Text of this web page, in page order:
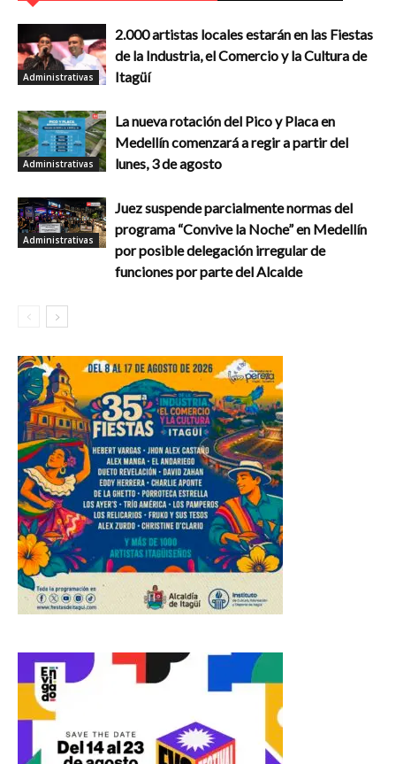
Administrativas
2.000 artistas locales estarán en las Fiestas
de la Industria, el Comercio y la Cultura de
Itagüí
Administrativas
La nueva rotación del Pico y Placa en
Medellín comenzará a regir a partir del
lunes, 3 de agosto
Administrativas
Juez suspende parcialmente normas del
programa “Convive la Noche” en Medellín
por posible delegación irregular de
funciones por parte del Alcalde